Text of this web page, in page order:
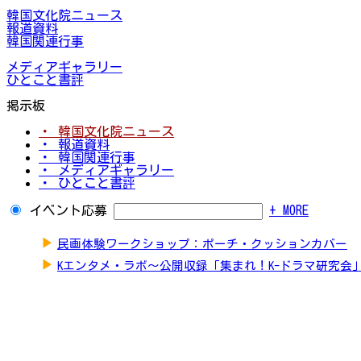
韓国文化院ニュース
報道資料
韓国関連行事
メディアギャラリー
ひとこと書評
掲示板
・ 韓国文化院ニュース
・ 報道資料
・ 韓国関連行事
・ メディアギャラリー
・ ひとこと書評
イベント応募 + MORE
▶ 民画体験ワークショップ：ポーチ・クッションカバー
▶ Kエンタメ・ラボ～公開収録「集まれ！K-ドラマ研究会